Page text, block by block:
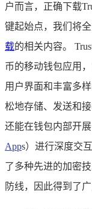
户而言，正确下载
键起始点，我们将
载的相关内容。
币的移动钱包应用
用户界面和丰富多
松地存储、发送和
还能在钱包内部开
Apps）进行深度交
了多种先进的加密
防线，因此得到了